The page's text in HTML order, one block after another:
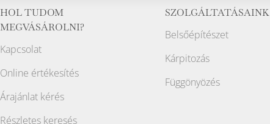
HOL TUDOM
MEGVÁSÁROLNI?
Kapcsolat
Online értékesítés
Árajánlat kérés
Részletes keresés
SZOLGÁLTATÁSAINK
Belsőépítészet
Kárpitozás
Függönyözés